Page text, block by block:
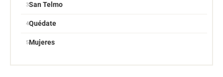
San Telmo
Quédate
Mujeres